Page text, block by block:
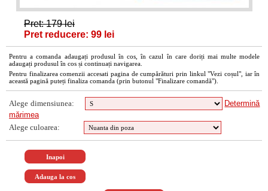
Pret: 179 lei
Pret reducere: 99 lei
Pentru a comanda adaugați produsul în cos, în cazul în care doriți mai multe modele
adaugați produsul în cos și continuați navigarea.
Pentru finalizarea comenzii accesati pagina de cumpărături prin linkul "Vezi coșul", iar în
această pagină puteți finaliza comanda (prin butonul "Finalizare comandă").
Alege dimensiunea:
Determină
mărimea
Alege culoarea: